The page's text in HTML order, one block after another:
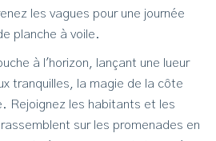
les vagues pour une journée
planche à voile.
à l'horizon, lançant une lueur
tranquilles, la magie de la côte
Rejoignez les habitants et les
sur les promenades en